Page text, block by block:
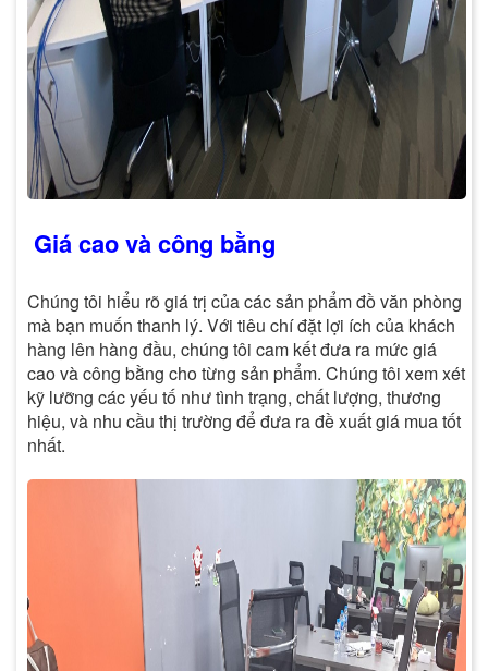
Giá cao và công bằng
Chúng tôi hiểu rõ giá trị của các sản phẩm đồ văn phòng
mà bạn muốn thanh lý. Với tiêu chí đặt lợi ích của khách
hàng lên hàng đầu, chúng tôi cam kết đưa ra mức giá
cao và công bằng cho từng sản phẩm. Chúng tôi xem xét
kỹ lưỡng các yếu tố như tình trạng, chất lượng, thương
hiệu, và nhu cầu thị trường để đưa ra đề xuất giá mua tốt
nhất.